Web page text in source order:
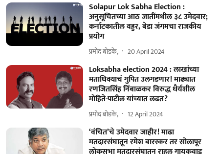
Solapur Lok Sabha Election :
अनुसूचितच्या आठ जातींमधील ३८ उमेदवार;
कर्नाटकातील वड्डर, बेडा जंगमचा राजकीय
प्रयोग
प्रमोद बोडके, 20 April 2024
Loksabha election 2024 : लाखांच्या
मताधिक्याचं गुपित उलगडणार! माढ्यात
रणजितसिंह निंबाळकर विरुद्ध धैर्यशील
मोहिते-पाटील यांच्यात लढत?
प्रमोद बोडके, 12 April 2024
‘वंचित’चे उमेदवार जाहीर! माढा
मतदारसंघातून रमेश बारस्कर तर सोलापूर